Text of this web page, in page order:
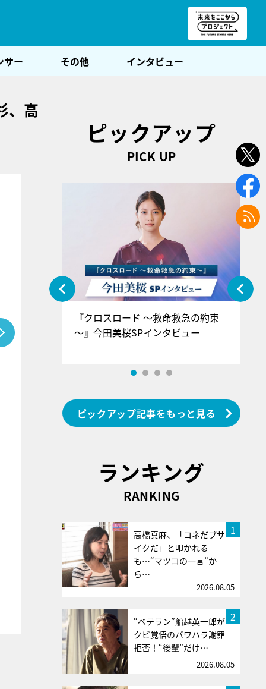
サー その他 インタビュー
、高
ピックアップ
PICK UP
』＝LOV
インタ
『クロスロード ～救命救急の約束
～』今田美桜SPインタビュー
ピックアップ記事をもっと見る
ランキング
RANKING
1
高橋真麻、「コネだブサ
イクだ」と叩かれる
も…“マツコの一言”か
ら…
2026.08.05
2
“ベテラン”船越英一郎が
クビ覚悟のパワハラ謝罪
拒否！“後輩”だけ…
2026.08.05